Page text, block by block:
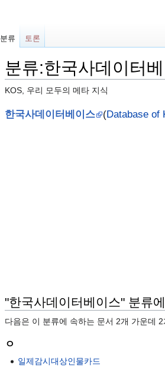
분류:한국사데이터
KOS, 우리 모두의 메타 지식
둘
검
한국사데이터베이스 (Database of
"한국사데이터베이스" 분류
다음은 이 분류에 속하는 문서 2개 가운데
ㅇ
일제감시대상인물카드
분류 토론